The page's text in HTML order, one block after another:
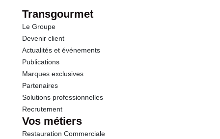
Protéines
Sel
Sodium
Vitamine C
Transgourmet
Le Groupe
Devenir client
Actualités et événements
Publications
Marques exclusives
Partenaires
Solutions professionnelles
Recrutement
Vos métiers
Restauration Commerciale